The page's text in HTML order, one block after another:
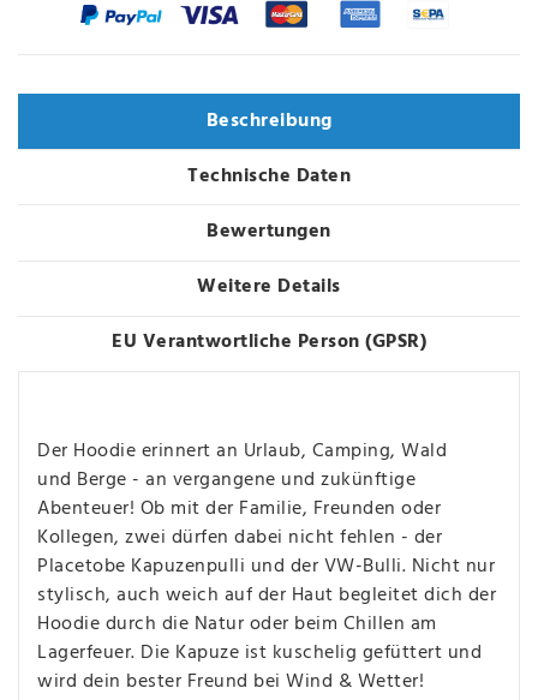
Beschreibung
Technische Daten
Bewertungen
Weitere Details
EU Verantwortliche Person (GPSR)
Der Hoodie erinnert an Urlaub, Camping, Wald
und Berge - an vergangene und zukünftige
Abenteuer! Ob mit der Familie, Freunden oder
Kollegen, zwei dürfen dabei nicht fehlen - der
Placetobe Kapuzenpulli und der VW-Bulli. Nicht nur
stylisch, auch weich auf der Haut begleitet dich der
Hoodie durch die Natur oder beim Chillen am
Lagerfeuer. Die Kapuze ist kuschelig gefüttert und
wird dein bester Freund bei Wind & Wetter!